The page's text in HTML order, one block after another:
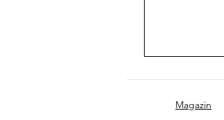
Magazin